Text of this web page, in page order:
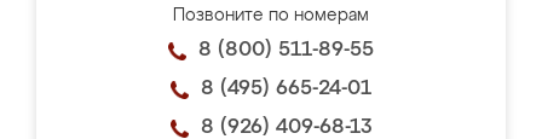
Позвоните по номерам
8 (800) 511-89-55
8 (495) 665-24-01
8 (926) 409-68-13